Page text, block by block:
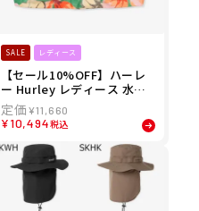
SALE レディース
【セール10%OFF】ハーレ
ー Hurley レディース 水着
ギングコ クラウド マックス
ストラッピー トップ HDT6S
055 26SU
¥11,660
¥10,494税込